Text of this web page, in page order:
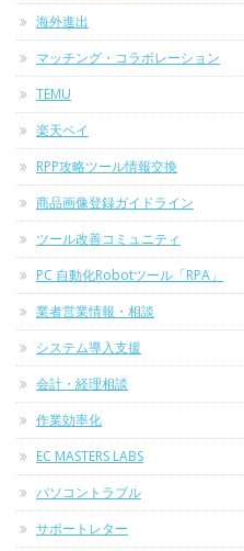
海外進出
マッチング・コラボレーション
TEMU
楽天ペイ
RPP攻略ツール情報交換
商品画像登録ガイドライン
ツール改善コミュニティ
PC 自動化Robotツール「RPA」
業者営業情報・相談
システム導入支援
会計・経理相談
作業効率化
EC MASTERS LABS
パソコントラブル
サポートレター